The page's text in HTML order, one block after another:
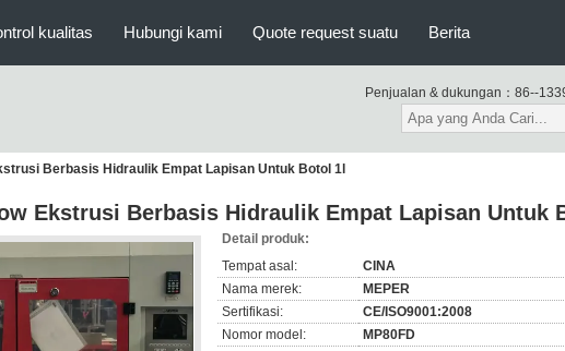
kualitas Hubungi kami Quote request suatu Berita
Penjualan & dukungan： 86--
Berbasis Hidraulik Empat Lapisan Untuk Botol 1l
Ekstrusi Berbasis Hidraulik Empat Lapisan Untuk
Detail produk:
Tempat asal:
CINA
Nama merek:
MEPER
Sertifikasi:
CE/ISO9001:2008
Nomor model:
MP80FD